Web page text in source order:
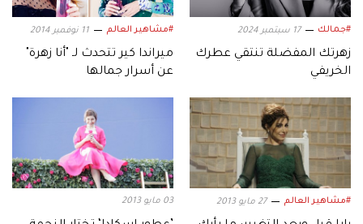
#جمالك 17 سبتمبر 2024
زهرتك المفضلة تنتقي عطرك
الخريفي
#مشاهير العالم 11 نوفمبر 2014
ميراندا كير تتحدث لـ "أنا زهرة"
عن أسرار جمالها
#مشاهير العالم 27 مايو 2013 03 مايو 2013